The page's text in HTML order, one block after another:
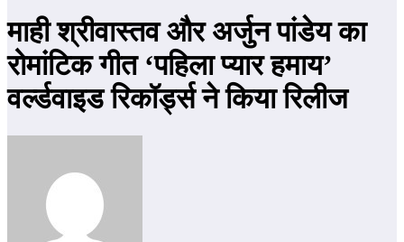
माही श्रीवास्तव और अर्जुन पांडेय का
रोमांटिक गीत ‘पहिला प्यार हमाय’
वर्ल्डवाइड रिकॉर्ड्स ने किया रिलीज